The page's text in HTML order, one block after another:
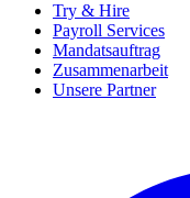
Try & Hire
Payroll Services
Mandatsauftrag
Zusammenarbeit
Unsere Partner